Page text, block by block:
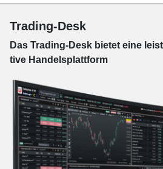
Trading-Desk
Das Trading-Desk bie­tet eine
tive Han­dels­platt­form